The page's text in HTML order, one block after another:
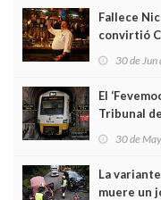
Fallece
convirtió
Asturias
30 de
El
Tribunal
30 de
La
muere un